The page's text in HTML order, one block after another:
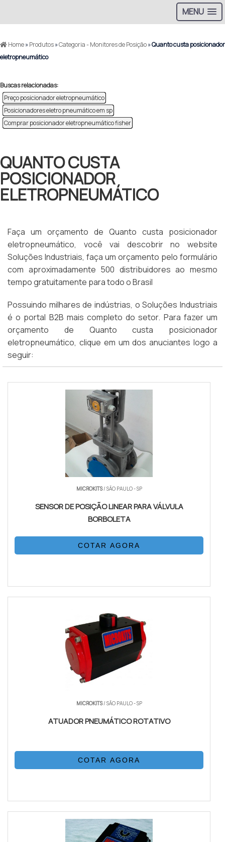
MENU
Home»Produtos»Categoria - Monitores de Posição»Quanto custa posicionador
eletropneumático
Buscas relacionadas:
Preço posicionador eletropneumático
Posicionadores eletro pneumático em sp
Comprar posicionador eletropneumático fisher
QUANTO CUSTA
POSICIONADOR
ELETROPNEUMÁTICO
Faça um orçamento de Quanto custa posicionador
eletropneumático, você vai descobrir no website
Soluções Industriais, faça um orçamento pelo formulário
com aproximadamente 500 distribuidores ao mesmo
tempo gratuitamente para todo o Brasil
Possuindo milhares de indústrias, o Soluções Industriais
é o portal B2B mais completo do setor. Para fazer um
orçamento de Quanto custa posicionador
eletropneumático, clique em um dos anuciantes logo a
seguir:
MICROKITS/ SÃO PAULO - SP
SENSOR DE POSIÇÃO LINEAR PARA VÁLVULA
BORBOLETA
COTAR AGORA
MICROKITS/ SÃO PAULO - SP
ATUADOR PNEUMÁTICO ROTATIVO
COTAR AGORA